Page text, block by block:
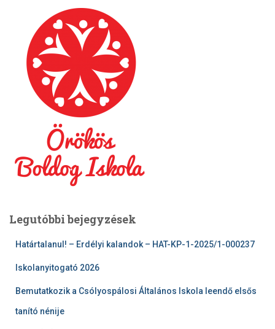
Legutóbbi bejegyzések
Határtalanul! – Erdélyi kalandok – HAT-KP-1-2025/1-000237
Iskolanyitogató 2026
Bemutatkozik a Csólyospálosi Általános Iskola leendő elsős
tanító nénije